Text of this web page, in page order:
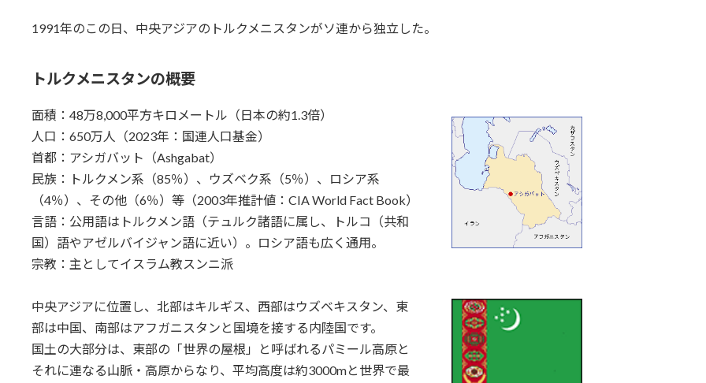
1991年のこの日、中央アジアのトルクメニスタンがソ連から独立した。
トルクメニスタンの概要
面積：48万8,000平方キロメートル（日本の約1.3倍）
人口：650万人（2023年：国連人口基金）
首都：アシガバット（Ashgabat）
民族：トルクメン系（85％）、ウズベク系（5％）、ロシア系
（4％）、その他（6％）等（2003年推計値：CIA World Fact Book）
言語：公用語はトルクメン語（テュルク諸語に属し、トルコ（共和
国）語やアゼルバイジャン語に近い）。ロシア語も広く通用。
宗教：主としてイスラム教スンニ派
中央アジアに位置し、北部はキルギス、西部はウズベキスタン、東
部は中国、南部はアフガニスタンと国境を接する内陸国です。
国土の大部分は、東部の「世界の屋根」と呼ばれるパミール高原と
それに連なる山脈・高原からなり、平均高度は約3000mと世界で最